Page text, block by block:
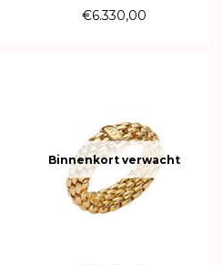
€6.330,00
Binnenkort verwacht